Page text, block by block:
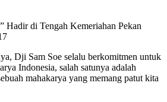
Dji Sam Soe selalu berkomitmen untuk
Indonesia, salah satunya adalah
mahakarya yang memang patut kita